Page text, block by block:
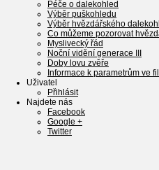
Péče o dalekohled
Výběr puškohledu
Výběr hvězdářského
Co můžeme pozorovat
Myslivecký řád
Noční vidění generace III
Doby lovu zvěře
Informace k parametrům ve
Uživatel
Přihlásit
Najdete nás
Facebook
Google +
Twitter